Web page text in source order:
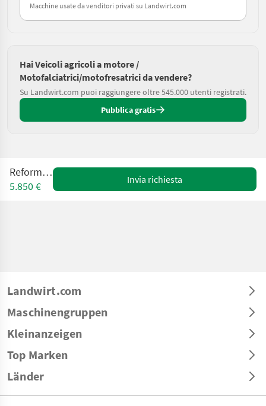
Macchine usate da venditori privati su Landwirt.com
Hai Veicoli agricoli a motore /
Motofalciatrici/motofresatrici da vendere?
Su Landwirt.com puoi raggiungere oltre 545.000 utenti registrati.
Pubblica gratis
Reform M12
5.850 €
Invia richiesta
Landwirt.com
Maschinengruppen
Kleinanzeigen
Top Marken
Länder